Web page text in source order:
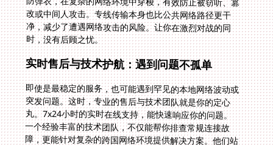
时，没有后顾之忧。
实时售后与技术护航：遇到问题不孤单
即使是最稳定的服务，也可能遇到罕见的本地网络波动或
突发问题。这时，专业的售后与技术团队就是你的定心
丸。7x24小时的实时在线支持，能快速响应你的问题。
一个经验丰富的技术团队，不仅能帮你排查常规连接故
障，更能针对复杂的跨国网络环境提供解决方案。他们站